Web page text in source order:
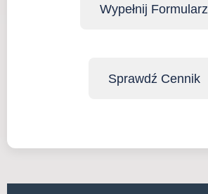
Wypełnij Formularz
Sprawdź Cennik